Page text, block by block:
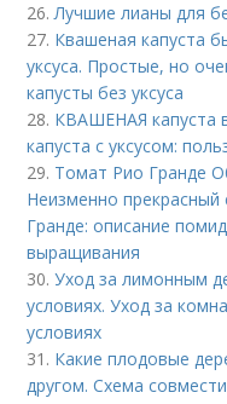
26.Лучшие лианы для
27. Квашеная капуста
уксуса. Простые, но
капусты без уксуса
28. КВАШЕНАЯ капуста
капуста с уксусом:
29. Томат Рио Гранде
Неизменно
Гранде: описание
выращивания
30.Уход за лимонным
условиях. Уход за
условиях
31. Какие плодовые
другом. Схема